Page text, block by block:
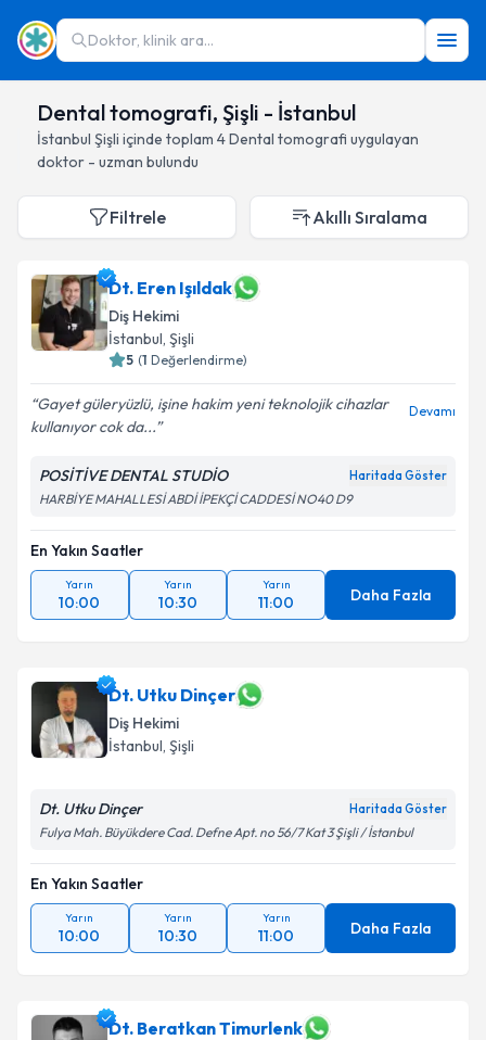
Doktor, klinik ara...
Dental tomografi, Şişli - İstanbul
İstanbul Şişli içinde toplam 4Dental tomografi uygulayan
doktor - uzman bulundu
Filtrele Akıllı Sıralama
Dt. Eren Işıldak
Diş Hekimi
İstanbul, Şişli
5 (1 Değerlendirme)
Gayet güleryüzlü, işine hakim yeni teknolojik cihazlar
kullanıyor cok da...
Devamı
POSİTİVE DENTAL STUDİO Haritada Göster
HARBİYE MAHALLESİ ABDİ İPEKÇİ CADDESİ NO40 D9
En Yakın Saatler
Yarın
10:00
Yarın
10:30
Yarın
11:00 Daha Fazla
Dt. Utku Dinçer
Diş Hekimi
İstanbul, Şişli
Dt. Utku Dinçer Haritada Göster
Fulya Mah. Büyükdere Cad. Defne Apt. no 56/7 Kat 3 Şişli / İstanbul
En Yakın Saatler
Yarın
10:00
Yarın
10:30
Yarın
11:00 Daha Fazla
Dt. Beratkan Timurlenk